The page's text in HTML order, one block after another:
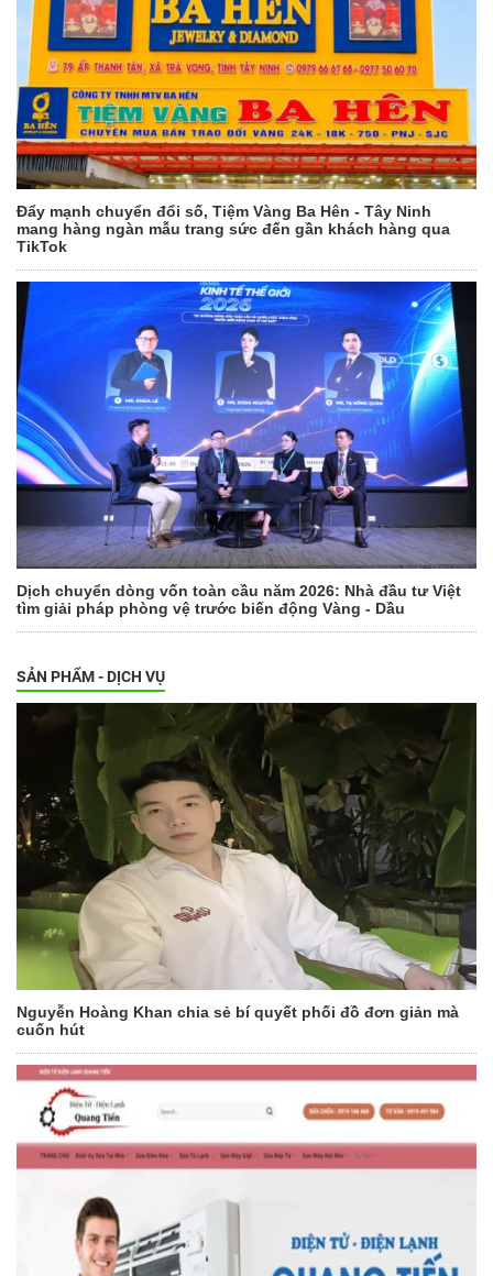
Đẩy mạnh chuyển đổi số, Tiệm Vàng Ba Hên - Tây Ninh
mang hàng ngàn mẫu trang sức đến gần khách hàng qua
TikTok
Dịch chuyển dòng vốn toàn cầu năm 2026: Nhà đầu tư Việt
tìm giải pháp phòng vệ trước biến động Vàng - Dầu
SẢN PHẨM - DỊCH VỤ
Nguyễn Hoàng Khan chia sẻ bí quyết phối đồ đơn giản mà
cuốn hút